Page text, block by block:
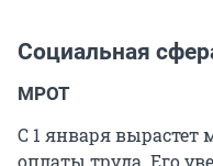
Социальная
МРОТ
С 1 января
оплаты труда. Его